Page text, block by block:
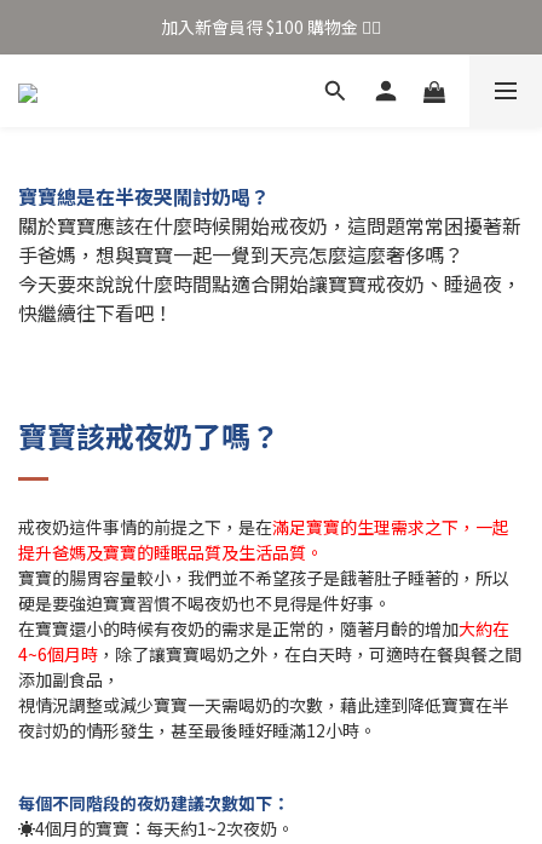
加入新會員得 $100 購物金 👉🏻
加入新會員得 $100 購物金 👉🏻
全站滿 $699 享免運
寶寶總是在半夜哭鬧討奶喝？
關於寶寶應該在什麼時候開始戒夜奶，這問題常常困擾著新
手爸媽，想與寶寶一起一覺到天亮怎麼這麼奢侈嗎？
今天要來說說什麼時間點適合開始讓寶寶戒夜奶、睡過夜，
快繼續往下看吧！
寶寶該戒夜奶了嗎？
戒夜奶這件事情的前提之下，是在滿足寶寶的生理需求之下，一起
提升爸媽及寶寶的睡眠品質及生活品質。
寶寶的腸胃容量較小，我們並不希望孩子是餓著肚子睡著的，所以
硬是要強迫寶寶習慣不喝夜奶也不見得是件好事。
在寶寶還小的時候有夜奶的需求是正常的，隨著月齡的增加大約在
4~6個月時 ，除了讓寶寶喝奶之外，在白天時，可適時在餐與餐之間
添加副食品，
視情況調整或減少寶寶一天需喝奶的次數，藉此達到降低寶寶在半
夜討奶的情形發生，甚至最後睡好睡滿12小時。
每個不同階段的夜奶建議次數如下：
☀️4個月的寶寶：每天約1~2次夜奶。